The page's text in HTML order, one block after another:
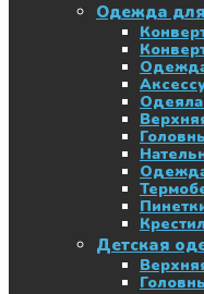
Одежда
Детская